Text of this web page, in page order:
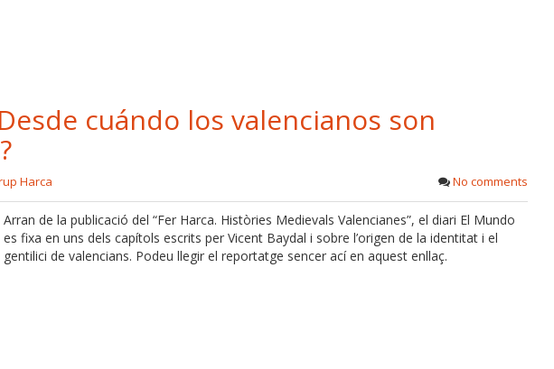
cuándo los valencianos son
Harca No comments
Arran de la publicació del “Fer Harca. Històries Medievals Valencianes”, el diari El Mundo
es fixa en uns dels capítols escrits per Vicent Baydal i sobre l’origen de la identitat i el
gentilici de valencians. Podeu llegir el reportatge sencer ací en aquest enllaç.